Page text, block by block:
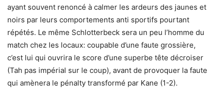
ayant souvent renoncé à calmer les ardeurs des jaunes et
noirs par leurs comportements anti sportifs pourtant
répétés. Le même Schlotterbeck sera un peu l’homme du
match chez les locaux: coupable d’une faute grossière,
c’est lui qui ouvrira le score d’une superbe tête décroiser
(Tah pas impérial sur le coup), avant de provoquer la faute
qui amènera le pénalty transformé par Kane (1-2).